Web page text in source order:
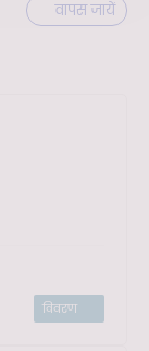
वापस जायें
विवरण